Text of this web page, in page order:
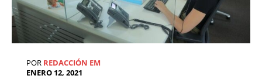
POR REDACCIÓN EM
ENERO 12, 2021